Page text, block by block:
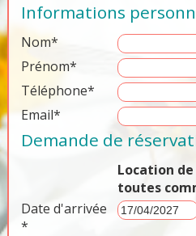
Informations
Nom*
Prénom*
Téléphone*
Email*
Demande de
Location
toutes
Date d'arrivée
*